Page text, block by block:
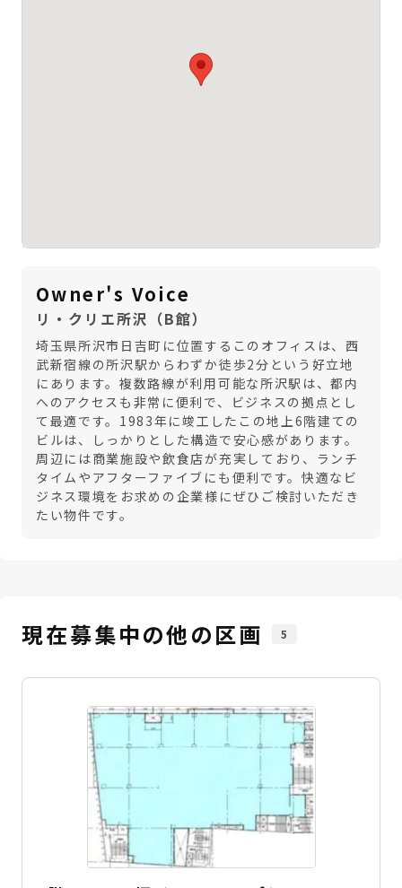
Owner's Voice
リ・クリエ所沢（B館）
埼玉県所沢市日吉町に位置するこのオフィスは、西
武新宿線の所沢駅からわずか徒歩2分という好立地
にあります。複数路線が利用可能な所沢駅は、都内
へのアクセスも非常に便利で、ビジネスの拠点とし
て最適です。1983年に竣工したこの地上6階建ての
ビルは、しっかりとした構造で安心感があります。
周辺には商業施設や飲食店が充実しており、ランチ
タイムやアフターファイブにも便利です。快適なビ
ジネス環境をお求めの企業様にぜひご検討いただき
たい物件です。
現在募集中の他の区画 5